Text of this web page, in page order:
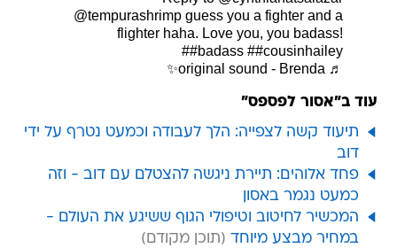
@tempurashrimp guess you a fighter and a
flighter haha. Love you, you badass!
##badass ##cousinhailey
♬ original sound - Brenda✨
עוד ב"אסור לפספס"
תיעוד קשה לצפייה: הלך לעבודה וכמעט נטרף על ידי
דוב
פחד אלוהים: תיירת ניגשה להצטלם עם דוב - וזה
כמעט נגמר באסון
המכשיר לחיטוב וטיפולי הגוף ששיגע את העולם -
במחיר מבצע מיוחד